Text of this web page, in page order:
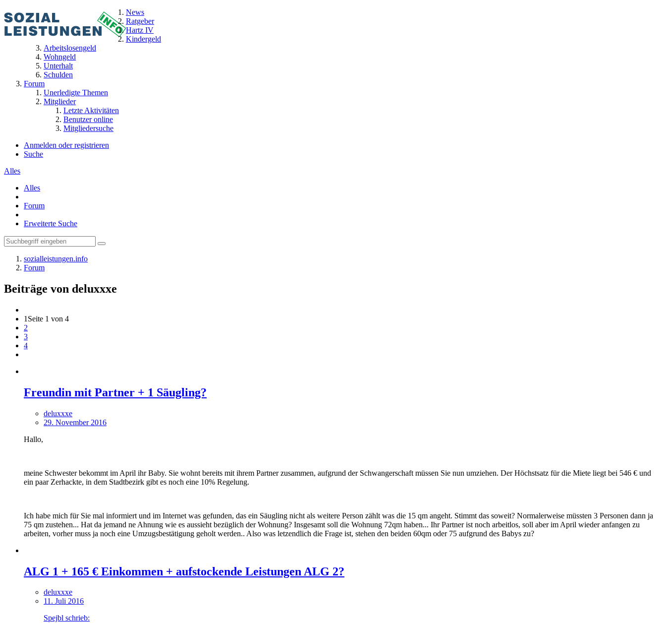
News
Ratgeber
Hartz IV
Kindergeld
Arbeitslosengeld
Wohngeld
Unterhalt
Schulden
Forum
Unerledigte Themen
Mitglieder
Letzte Aktivitäten
Benutzer online
Mitgliedersuche
Anmelden oder registrieren
Suche
Alles
Alles
Forum
Erweiterte Suche
sozialleistungen.info
Forum
Beiträge von deluxxxe
1 Seite 1 von 4
2
3
4
Freundin mit Partner + 1 Säugling?
deluxxxe
29. November 2016
Hallo,
meine Schwester bekommt im April ihr Baby. Sie wohnt bereits mit ihrem Partner zusammen, aufgrund der Schwangerschaft müssen Sie nun umziehen. Der Höchstsatz für die Miete liegt bei 546 € und
ein paar Zerhackte, in dem Stadtbezirk gibt es noch eine 10% Regelung.
Ich habe mich für Sie mal informiert und im Internet was gefunden, das ein Säugling nicht als weitere Person zählt was die 15 qm angeht. Stimmt das soweit? Normalerweise müssten 3 Personen dann ja
75 qm zustehen... Hat da jemand ne Ahnung wie es aussieht bezüglich der Wohnung? Insgesamt soll die Wohnung 72qm haben... Ihr Partner ist noch arbeitlos, soll aber im April wieder anfangen zu
arbeiten, vorher muss ja noch eine Umzugsbestätigung geholt werden.. Also was letzendlich die Frage ist, stehen den beiden 60qm oder 75 aufgrund des Babys zu?
ALG 1 + 165 € Einkommen + aufstockende Leistungen ALG 2?
deluxxxe
11. Juli 2016
Spejbl schrieb: